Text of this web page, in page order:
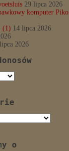
29 lipca 2026
komputer Piko
(1) 14 lipca 2026
2026
o